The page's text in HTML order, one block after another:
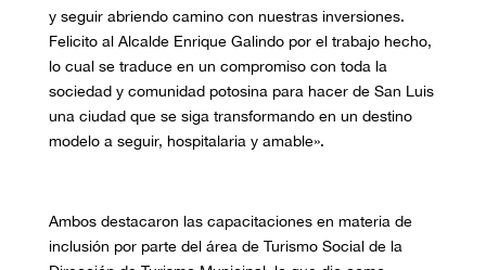
y seguir abriendo camino con nuestras inversiones.
Felicito al Alcalde Enrique Galindo por el trabajo hecho,
lo cual se traduce en un compromiso con toda la
sociedad y comunidad potosina para hacer de San Luis
una ciudad que se siga transformando en un destino
modelo a seguir, hospitalaria y amable».
Ambos destacaron las capacitaciones en materia de
inclusión por parte del área de Turismo Social de la